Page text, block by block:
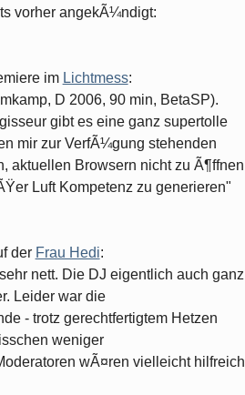
vorher angekÃ¼ndigt:
im Lichtmess:
D 2006, 90 min, BetaSP).
gibt es eine ganz supertolle
mir zur VerfÃ¼gung stehenden
aktuellen Browsern nicht zu Ã¶ffnen
Luft Kompetenz zu generieren"
der Frau Hedi:
nett. Die DJ eigentlich auch ganz
Leider war die
- trotz gerechtfertigtem Hetzen
weniger
wÃ¤ren vielleicht hilfreich